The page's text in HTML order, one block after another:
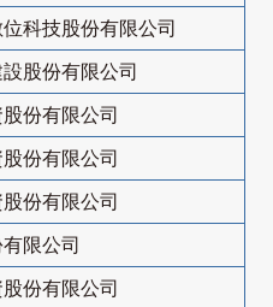
科技股份有限公司
股份有限公司
份有限公司
份有限公司
份有限公司
限公司
份有限公司